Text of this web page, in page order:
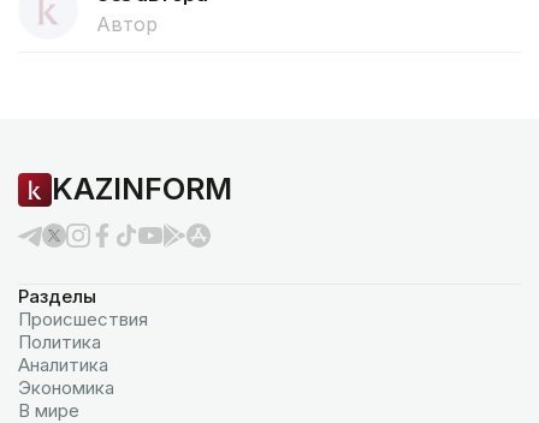
Автор
KAZINFORM
Разделы
Происшествия
Политика
Аналитика
Экономика
В мире